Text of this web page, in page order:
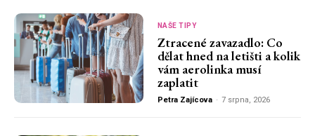
NAŠE TIPY
Ztracené zavazadlo: Co
dělat hned na letišti a kolik
vám aerolinka musí
zaplatit
Petra Zajícova - 7 srpna, 2026